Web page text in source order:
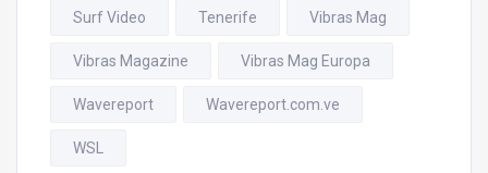
Surf Video Tenerife Vibras Mag
Vibras Magazine Vibras Mag Europa
Wavereport Wavereport.com.ve
WSL